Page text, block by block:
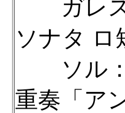
ガレ
ソナタ ロ
ソル
重奏「ア